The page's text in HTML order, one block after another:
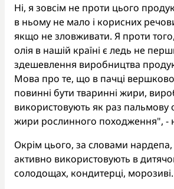
Ні, я зовсім не проти цього
в ньому не мало і корисних
якщо не зловживати. Я проти
олія в нашій країні є ледь не
здешевлення виробництва
Мова про те, що в пачці
повинні бути тваринні жири,
використовують як раз пальмову
жири рослинного походження", -
Окрім цього, за словами
активно використовують в
солодощах, кондитерці, морозиві.